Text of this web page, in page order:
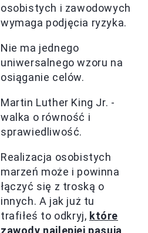
osobistych i zawodowych
wymaga podjęcia ryzyka.
Nie ma jednego
uniwersalnego wzoru na
osiąganie celów.
Martin Luther King Jr. -
walka o równość i
sprawiedliwość.
Realizacja osobistych
marzeń może i powinna
łączyć się z troską o
innych. A jak już tu
trafiłeś to odkryj, które
zawody najlepiej pasują